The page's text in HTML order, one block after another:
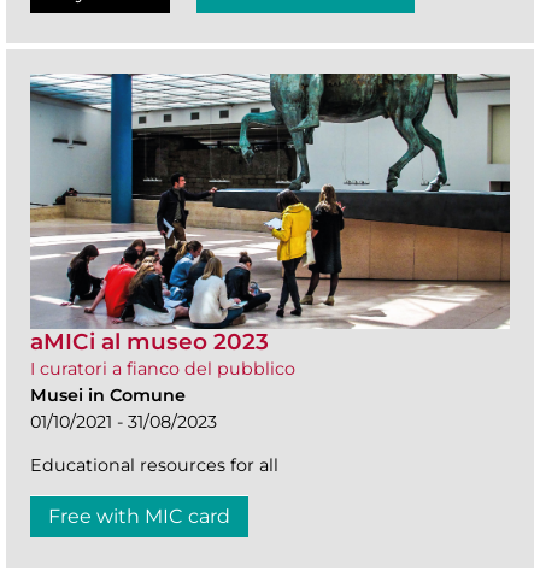
aMICi al museo 2023
I curatori a fianco del pubblico
Musei in Comune
01/10/2021 - 31/08/2023
Educational resources for all
Free with MIC card